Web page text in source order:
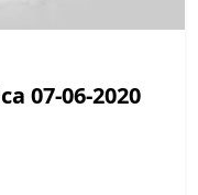
07-06-2020